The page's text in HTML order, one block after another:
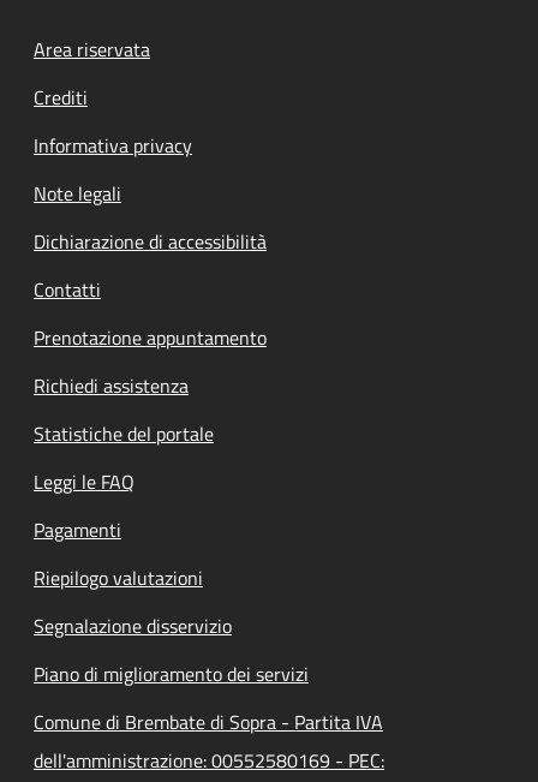
Footer menu
Area riservata
Crediti
Informativa privacy
Note legali
Dichiarazione di accessibilità
Contatti
Prenotazione appuntamento
Richiedi assistenza
Statistiche del portale
Leggi le FAQ
Pagamenti
Riepilogo valutazioni
Segnalazione disservizio
Piano di miglioramento dei servizi
Comune di Brembate di Sopra - Partita IVA
dell'amministrazione: 00552580169 - PEC: